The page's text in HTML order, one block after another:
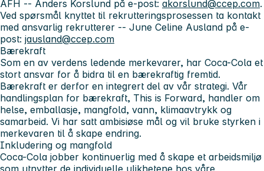
AFH -- Anders Korslund på e-post: akorslund@ccep.com.
Ved spørsmål knyttet til rekrutteringsprosessen ta kontakt
med ansvarlig rekrutterer -- June Celine Ausland på e-
post: jausland@ccep.com
Bærekraft
Som en av verdens ledende merkevarer, har Coca-Cola et
stort ansvar for å bidra til en bærekraftig fremtid.
Bærekraft er derfor en integrert del av vår strategi. Vår
handlingsplan for bærekraft, This is Forward, handler om
helse, emballasje, mangfold, vann, klimaavtrykk og
samarbeid. Vi har satt ambisiøse mål og vil bruke styrken i
merkevaren til å skape endring.
Inkludering og mangfold
Coca-Cola jobber kontinuerlig med å skape et arbeidsmiljø
som utnytter de individuelle ulikhetene hos våre